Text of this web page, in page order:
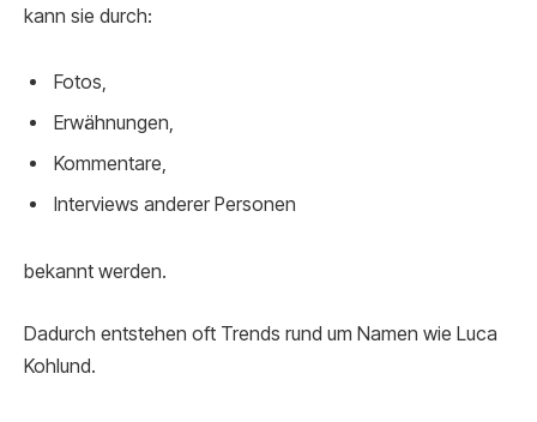
kann sie durch:
Fotos,
Erwähnungen,
Kommentare,
Interviews anderer Personen
bekannt werden.
Dadurch entstehen oft Trends rund um Namen wie Luca
Kohlund.